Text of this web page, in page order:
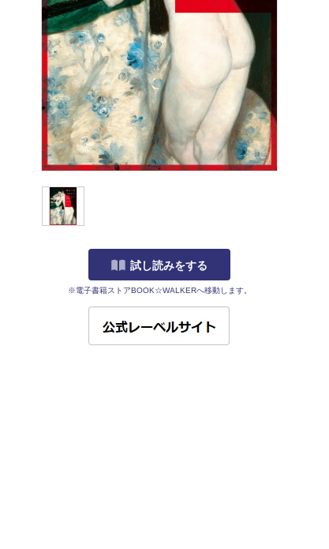
試し読みをする
※電子書籍ストアBOOK☆WALKERへ移動します。